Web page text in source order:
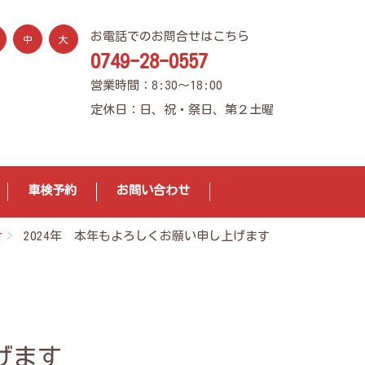
お電話でのお問合せはこちら
0749-28-0557
営業時間：8:30～18:00
定休日：日、祝・祭日、第２土曜
中 大
車検予約 お問い合わせ
2024年 本年もよろしくお願い申し上げます
ます